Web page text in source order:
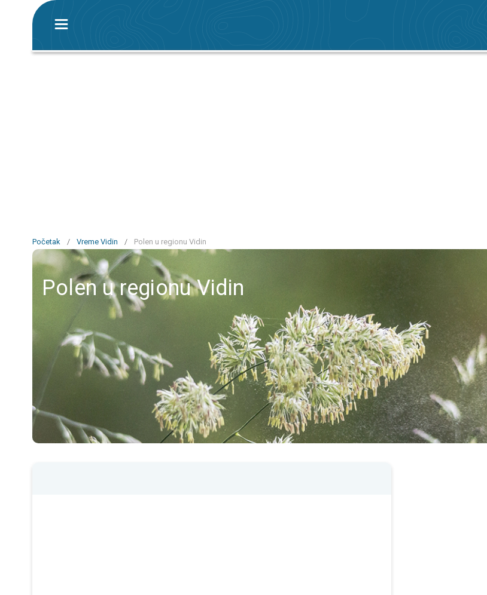
Početak / Vreme Vidin / Polen u regionu Vidin
Polen u regionu Vidin